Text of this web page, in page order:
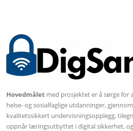
Hovedmålet med prosjektet er å sørge for
helse- og sosialfaglige utdanninger,
kvalitetssikkert undervisningsopplegg,
oppnår læringsutbyttet i digital sikkerhet,